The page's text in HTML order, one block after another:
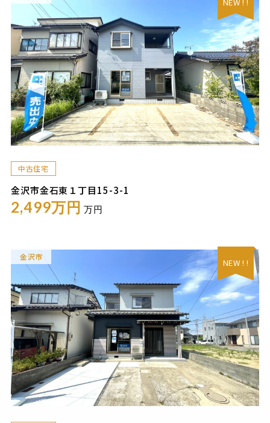
中古住宅
金沢市金石東１丁目15-3-1
2,499万円 万円
金沢市
NEW ! !